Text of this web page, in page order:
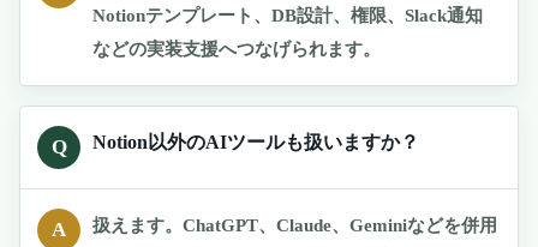
Notionテンプレート、DB設計、権限、Slack通知
などの実装支援へつなげられます。
Q Notion以外のAIツールも扱いますか？
A
扱えます。ChatGPT、Claude、Geminiなどを併用